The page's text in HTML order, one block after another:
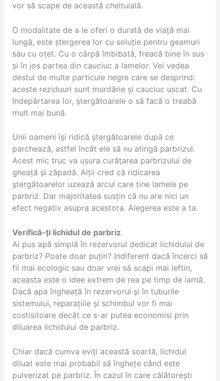
vor să scape de această cheltuială.
O modalitate de a le oferi o durată de viață mai
lungă, este ștergerea lor cu soluție pentru geamuri
sau cu oțet. Cu o cârpă îmbibată, freacă bine în sus
și în jos partea din cauciuc a lamelor. Vei vedea
destul de multe particule negre care se desprind:
aceste reziduuri sunt murdărie și cauciuc uscat. Cu
îndepărtarea lor, ștergătoarele o să facă o treabă
mult mai bună.
Unii oameni își ridică ștergătoarele după ce
parchează, astfel încât ele să nu atingă parbrizul.
Acest mic truc va ușura curățarea parbrizului de
gheață și zăpadă. Alții cred că ridicarea
ștergătoarelor uzează arcul care ține lamele pe
parbriz. Dar majoritatea susțin că nu are nici un
efect negativ asupra acestora. Alegerea este a ta.
Verifică-ți lichidul de parbriz
Ai pus apă simplă în rezervorul dedicat lichidului de
parbriz? Poate doar puțin? Indiferent dacă încerci să
fii mai ecologic sau doar vrei să scapi mai ieftin,
aceasta este o idee extrem de rea pe timp de iarnă.
Dacă apa îngheață în rezervorul și în tuburile
sistemului, reparațiile și schimbul vor fi mai
costisitoare decât ce s-ar putea economisi prin
diluarea lichidului de parbriz.
Chiar dacă cumva eviți această soartă, lichidul
diluat este mai probabil să înghețe când este
pulverizat pe parbriz. În cazul în care călătorești